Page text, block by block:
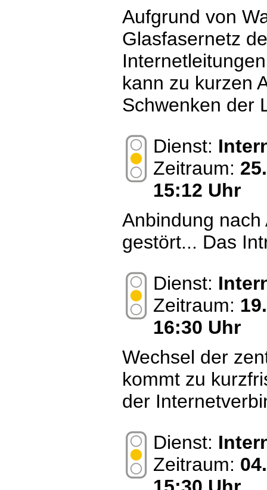
Aufgrund von
Glasfasernetz
kann zu kurzen
Schwenken der
Dienst:
Zeitraum:
15:12 Uhr
Anbindung
gestört... Das
Dienst:
Zeitraum:
16:30 Uhr
Wechsel der
kommt zu
der
Dienst:
Zeitraum: